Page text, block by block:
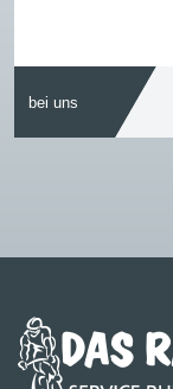
bei uns